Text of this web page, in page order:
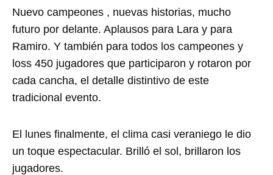
Nuevo campeones , nuevas historias, mucho
futuro por delante. Aplausos para Lara y para
Ramiro. Y también para todos los campeones y
loss 450 jugadores que participaron y rotaron por
cada cancha, el detalle distintivo de este
tradicional evento.
El lunes finalmente, el clima casi veraniego le dio
un toque espectacular. Brilló el sol, brillaron los
jugadores.